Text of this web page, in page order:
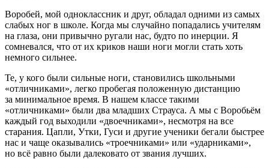
Воробей, мой одноклассник и друг, обладал одними из самых
слабых ног в школе. Когда мы случайно попадались учителям
на глаза, они привычно ругали нас, будто по инерции. Я
сомневался, что от их криков наши ноги могли стать хоть
немного сильнее.
Те, у кого были сильные ноги, становились школьными
«отличниками», легко пробегая положенную дистанцию
за минимальное время. В нашем классе такими
«отличниками» были два младших Страуса. А мы с Воробьём
каждый год выходили «двоечниками», несмотря на все
старания. Цапли, Утки, Гуси и другие ученики бегали быстрее
нас и чаще оказывались «троечниками» или «ударниками»,
но всё равно были далековато от звания лучших.